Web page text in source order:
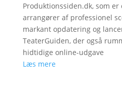
Produktionssiden.dk, som
arrangører af professionel
markant opdatering og
TeaterGuiden, der også
hidtidige online-udgave
Læs mere